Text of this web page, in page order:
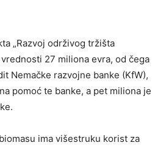
„Razvoj održivog tržišta
27 miliona evra, od čega
Nemačke razvojne banke (KfW),
pomoć te banke, a pet miliona je
ima višestruku korist za